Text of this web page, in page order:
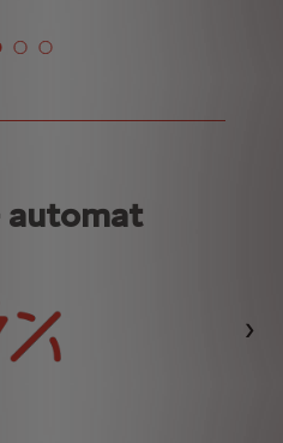
automat